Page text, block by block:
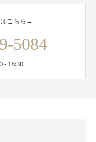
こちら→
5084
- 18:30